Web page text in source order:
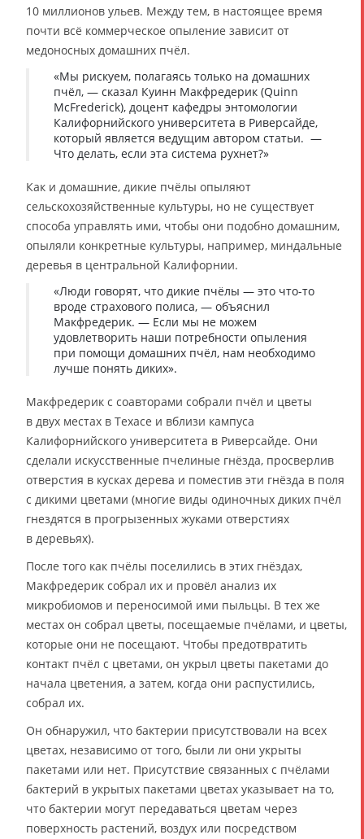
10 миллионов ульев. Между тем, в настоящее время
почти всё коммерческое опыление зависит от
медоносных домашних пчёл.
«Мы рискуем, полагаясь только на домашних
пчёл, — сказал Куинн Макфредерик (Quinn
McFrederick), доцент кафедры энтомологии
Калифорнийского университета в Риверсайде,
который является ведущим автором статьи. —
Что делать, если эта система рухнет?»
Как и домашние, дикие пчёлы опыляют
сельскохозяйственные культуры, но не существует
способа управлять ими, чтобы они подобно домашним,
опыляли конкретные культуры, например, миндальные
деревья в центральной Калифорнии.
«Люди говорят, что дикие пчёлы — это что-то
вроде страхового полиса, — объяснил
Макфредерик. — Если мы не можем
удовлетворить наши потребности опыления
при помощи домашних пчёл, нам необходимо
лучше понять диких».
Макфредерик с соавторами собрали пчёл и цветы
в двух местах в Техасе и вблизи кампуса
Калифорнийского университета в Риверсайде. Они
сделали искусственные пчелиные гнёзда, просверлив
отверстия в кусках дерева и поместив эти гнёзда в поля
с дикими цветами (многие виды одиночных диких пчёл
гнездятся в прогрызенных жуками отверстиях
в деревьях).
После того как пчёлы поселились в этих гнёздах,
Макфредерик собрал их и провёл анализ их
микробиомов и переносимой ими пыльцы. В тех же
местах он собрал цветы, посещаемые пчёлами, и цветы,
которые они не посещают. Чтобы предотвратить
контакт пчёл с цветами, он укрыл цветы пакетами до
начала цветения, а затем, когда они распустились,
собрал их.
Он обнаружил, что бактерии присутствовали на всех
цветах, независимо от того, были ли они укрыты
пакетами или нет. Присутствие связанных с пчёлами
бактерий в укрытых пакетами цветах указывает на то,
что бактерии могут передаваться цветам через
поверхность растений, воздух или посредством